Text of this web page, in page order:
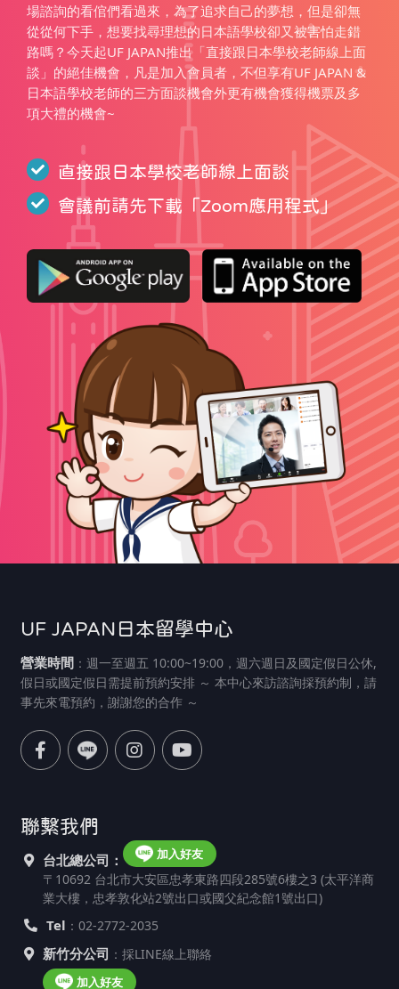
場諮詢的看倌們看過來，為了追求自己的夢想，但是卻無
從從何下手，想要找尋理想的日本語學校卻又被害怕走錯
路嗎？今天起UF JAPAN推出「直接跟日本學校老師線上面
談」的絕佳機會，凡是加入會員者，不但享有UF JAPAN &
日本語學校老師的三方面談機會外更有機會獲得機票及多
項大禮的機會~
直接跟日本學校老師線上面談
會議前請先下載「Zoom應用程式」
UF JAPAN日本留學中心
營業時間：週一至週五 10:00~19:00，週六週日及國定假日公休,
假日或國定假日需提前預約安排 ～ 本中心來訪諮詢採預約制，請
事先來電預約，謝謝您的合作 ～
聯繫我們
台北總公司： 加入好友
〒10692 台北市大安區忠孝東路四段285號6樓之3 (太平洋商
業大樓，忠孝敦化站2號出口或國父紀念館1號出口)
Tel ：02-2772-2035
新竹分公司 ：採LINE線上聯絡
加入好友